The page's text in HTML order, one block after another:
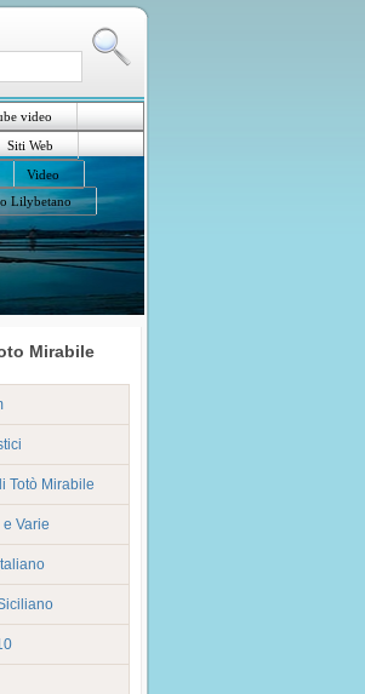
video
Siti Web
Video
Lilybetano
Mirabile
Totò Mirabile
Varie